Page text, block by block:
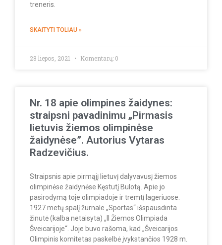
treneris.
SKAITYTI TOLIAU »
28 liepos, 2021 Komentarų: 0
Nr. 18 apie olimpines žaidynes:
straipsni pavadinimu „Pirmasis
lietuvis žiemos olimpinėse
žaidynėse”. Autorius Vytaras
Radzevičius.
Straipsnis apie pirmąjį lietuvį dalyvavusį žiemos
olimpinėse žaidynėse Kęstutį Bulotą. Apie jo
pasirodymą toje olimpiadoje ir tremtį lageriuose.
1927 metų spalį žurnale „Sportas“ išspausdinta
žinutė (kalba netaisyta) „II Žiemos Olimpiada
Šveicarijoje“. Joje buvo rašoma, kad „Šveicarijos
Olimpinis komitetas paskelbė įvykstančios 1928 m.